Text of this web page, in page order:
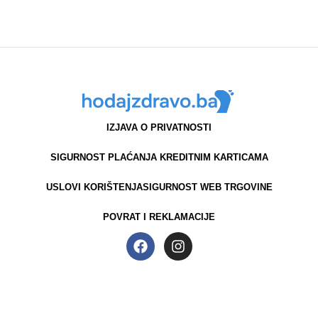
IZJAVA O PRIVATNOSTI
SIGURNOST PLAĆANJA KREDITNIM KARTICAMA
USLOVI KORIŠTENJASIGURNOST WEB TRGOVINE
POVRAT I REKLAMACIJE